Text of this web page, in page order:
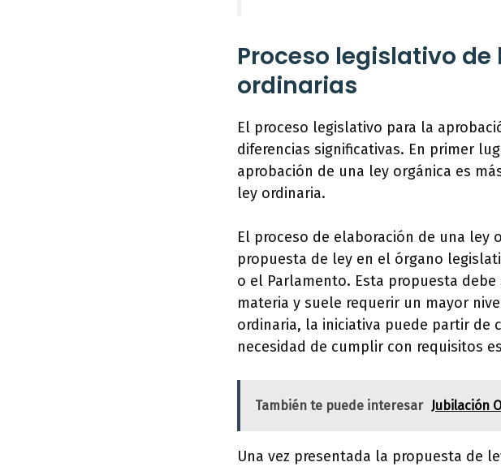
Proceso legislativo
ordinarias
El proceso legislativo para la
diferencias significativas. En primer
aprobación de una ley orgánica es
ley ordinaria.
El proceso de elaboración de una ley
propuesta de ley en el órgano
o el Parlamento. Esta propuesta
materia y suele requerir un mayor
ordinaria, la iniciativa puede partir
necesidad de cumplir con requisitos
También te puede interesar Jubilación
Una vez presentada la propuesta de